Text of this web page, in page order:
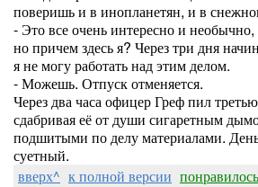
поверишь и в инопланетян, и в
- Это все очень интересно и
но причем здесь я? Через три дня
я не могу работать над этим делом.
- Можешь. Отпуск отменяется.
Через два часа офицер Греф пил
сдабривая её от души сигаретным
подшитыми по делу материалами.
суетный.
вверх^ к полной версии